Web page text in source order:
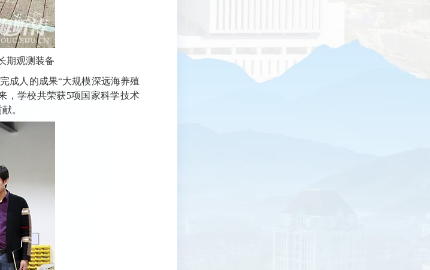
期观测装备
成人的成果“大规模深远海养殖
，学校共荣获5项国家科学技术
。